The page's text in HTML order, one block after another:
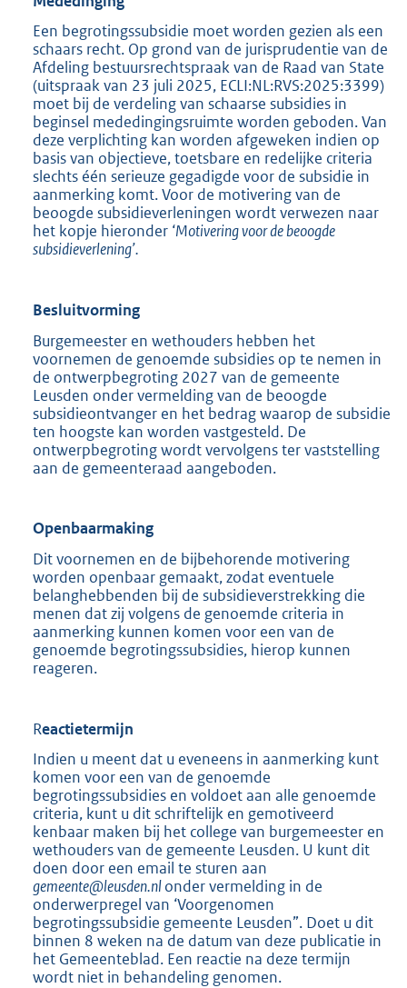
Een begrotingssubsidie moet worden gezien als een
schaars recht. Op grond van de jurisprudentie van de
Afdeling bestuursrechtspraak van de Raad van State
(uitspraak van 23 juli 2025, ECLI:NL:RVS:2025:3399)
moet bij de verdeling van schaarse subsidies in
beginsel mededingingsruimte worden geboden. Van
deze verplichting kan worden afgeweken indien op
basis van objectieve, toetsbare en redelijke criteria
slechts één serieuze gegadigde voor de subsidie in
aanmerking komt. Voor de motivering van de
beoogde subsidieverleningen wordt verwezen naar
het kopje hieronder ‘Motivering voor de beoogde
subsidieverlening’.
Besluitvorming
Burgemeester en wethouders hebben het
voornemen de genoemde subsidies op te nemen in
de ontwerpbegroting 2027 van de gemeente
Leusden onder vermelding van de beoogde
subsidieontvanger en het bedrag waarop de subsidie
ten hoogste kan worden vastgesteld. De
ontwerpbegroting wordt vervolgens ter vaststelling
aan de gemeenteraad aangeboden.
Openbaarmaking
Dit voornemen en de bijbehorende motivering
worden openbaar gemaakt, zodat eventuele
belanghebbenden bij de subsidieverstrekking die
menen dat zij volgens de genoemde criteria in
aanmerking kunnen komen voor een van de
genoemde begrotingssubsidies, hierop kunnen
reageren.
Reactietermijn
Indien u meent dat u eveneens in aanmerking kunt
komen voor een van de genoemde
begrotingssubsidies en voldoet aan alle genoemde
criteria, kunt u dit schriftelijk en gemotiveerd
kenbaar maken bij het college van burgemeester en
wethouders van de gemeente Leusden. U kunt dit
doen door een email te sturen aan
gemeente@leusden.nlonder vermelding in de
onderwerpregel van ‘Voorgenomen
begrotingssubsidie gemeente Leusden”. Doet u dit
binnen 8 weken na de datum van deze publicatie in
het Gemeenteblad. Een reactie na deze termijn
wordt niet in behandeling genomen.